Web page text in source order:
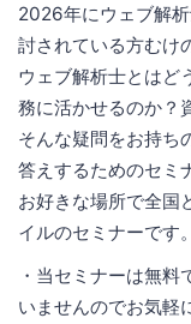
2026年にウェブ解
討されている方むけ
ウェブ解析士とはど
務に活かせるのか？
そんな疑問をお持ち
答えするためのセミ
お好きな場所で全国
イルのセミナーです。
・当セミナーは無
いませんのでお気軽